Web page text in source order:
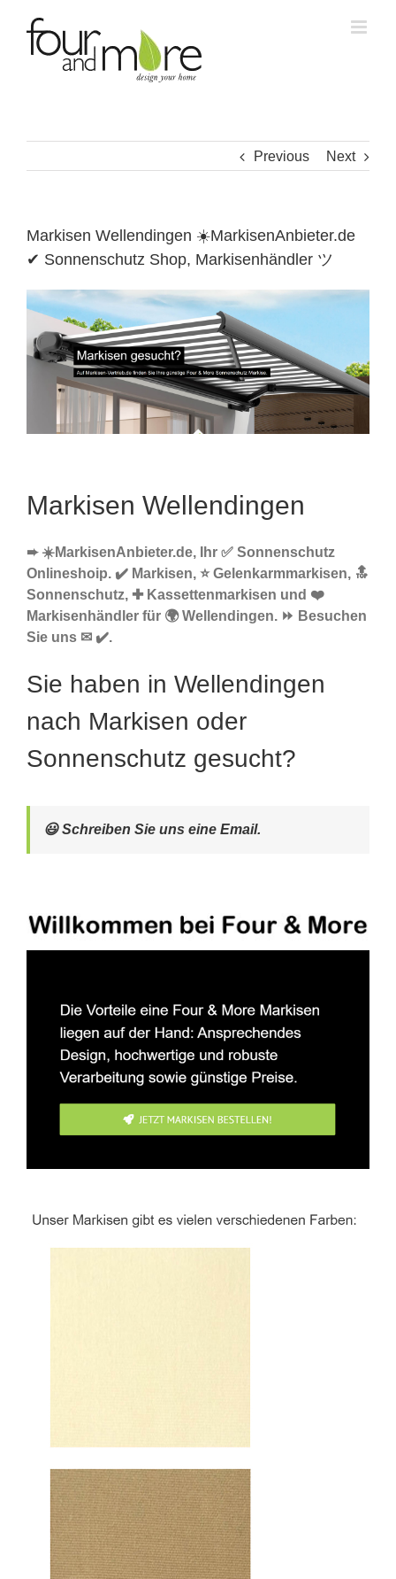
content
Previous Next
Markisen Wellendingen ☀️MarkisenAnbieter.de
✔ Sonnenschutz Shop, Markisenhändler ツ
Markisen Wellendingen
➨ ☀️MarkisenAnbieter.de, Ihr ✅ Sonnenschutz
Onlineshoip. ✔️ Markisen, ⭐ Gelenkarmmarkisen, 🔝
Sonnenschutz, ✚ Kassettenmarkisen und ❤️
Markisenhändler für 🌍 Wellendingen. ⏩ Besuchen
Sie uns ✉ ✔️.
Sie haben in Wellendingen
nach Markisen oder
Sonnenschutz gesucht?
😃 Schreiben Sie uns eine Email.